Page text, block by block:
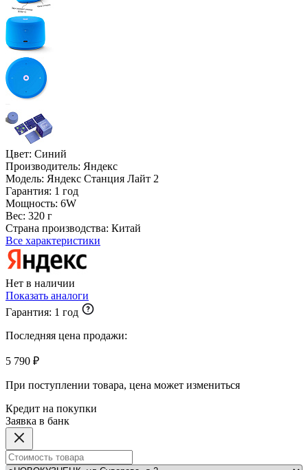
Цвет: Синий
Производитель: Яндекс
Модель: Яндекс Станция Лайт 2
Гарантия: 1 год
Мощность: 6W
Вес: 320 г
Страна производства: Китай
Все характеристики
Нет в наличии
Показать аналоги
Гарантия: 1 год
Последняя цена продажи:
5 790 ₽
При поступлении товара, цена может измениться
Кредит на покупки
Заявка в банк